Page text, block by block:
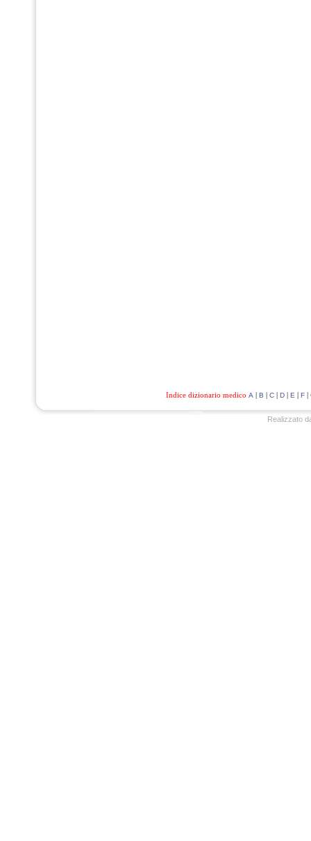
Indice dizionario medico A | B | C| D| E | F|
Realizzato